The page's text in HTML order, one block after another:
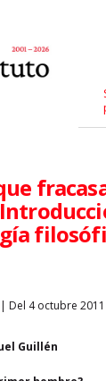
Del 4 octubre 2011
Guillén